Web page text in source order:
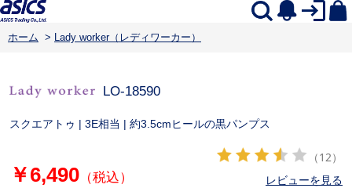
ホーム > Lady worker（レディワーカー）
LO-18590
スクエアトゥ | 3E相当 | 約3.5cmヒールの黒パンプス
￥6,490（税込）
（12）
レビューを見る